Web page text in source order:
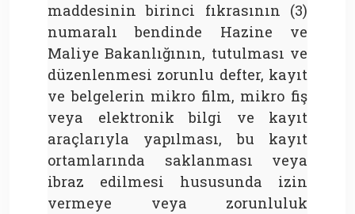
maddesinin birinci fıkrasının (3)
numaralı bendinde Hazine ve
Maliye Bakanlığının, tutulması ve
düzenlenmesi zorunlu defter, kayıt
ve belgelerin mikro film, mikro fiş
veya elektronik bilgi ve kayıt
araçlarıyla yapılması, bu kayıt
ortamlarında saklanması veya
ibraz edilmesi hususunda izin
vermeye veya zorunluluk